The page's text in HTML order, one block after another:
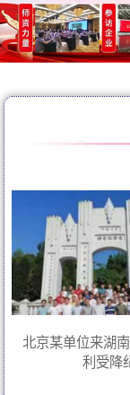
北京某单位来湖
利受降